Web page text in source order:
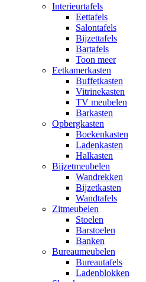
Interieurtafels
Eettafels
Salontafels
Bijzettafels
Bartafels
Toon meer
Eetkamerkasten
Buffetkasten
Vitrinekasten
TV meubelen
Barkasten
Opbergkasten
Boekenkasten
Ladenkasten
Halkasten
Bijzetmeubelen
Wandrekken
Bijzetkasten
Wandtafels
Zitmeubelen
Stoelen
Barstoelen
Banken
Bureaumeubelen
Bureautafels
Ladenblokken